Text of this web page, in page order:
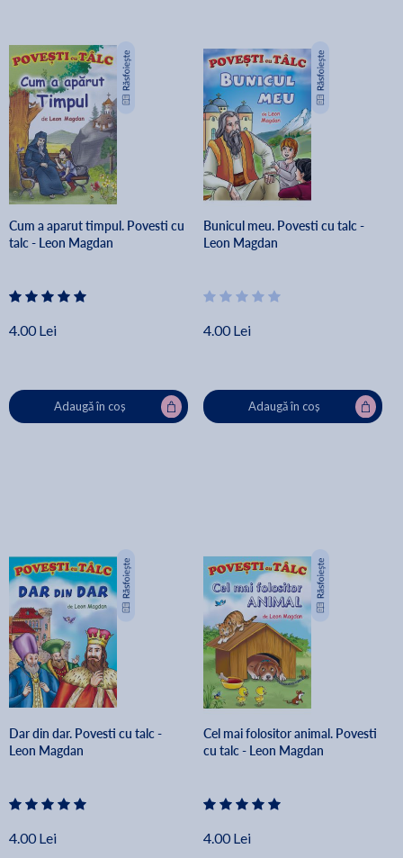
Cum a aparut timpul. Povesti cu
talc - Leon Magdan
4.00 Lei
Adaugă în coș
Bunicul meu. Povesti cu talc -
Leon Magdan
4.00 Lei
Adaugă în coș
Dar din dar. Povesti cu talc -
Leon Magdan
4.00 Lei
Cel mai folositor animal. Povesti
cu talc - Leon Magdan
4.00 Lei